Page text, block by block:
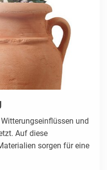
und
Auf diese
sorgen für eine